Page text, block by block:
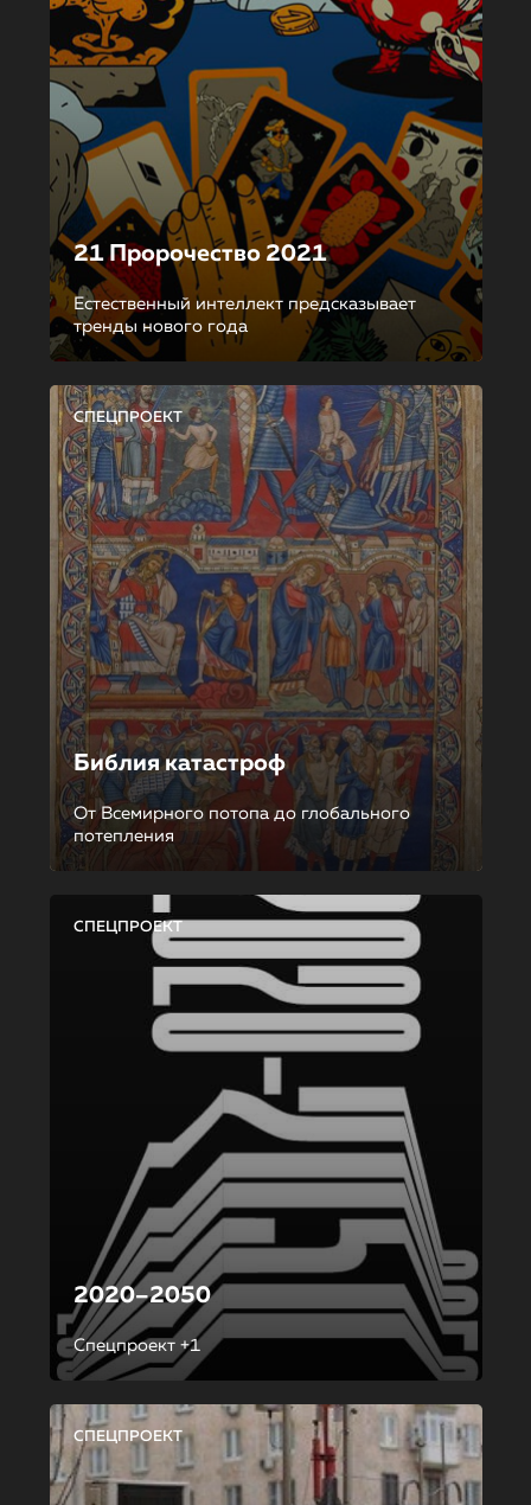
21 Пророчество 2021
Естественный интеллект предсказывает
тренды нового года
СПЕЦПРОЕКТ
Библия катастроф
От Всемирного потопа до глобального
потепления
СПЕЦПРОЕКТ
2020–2050
Спецпроект +1
СПЕЦПРОЕКТ